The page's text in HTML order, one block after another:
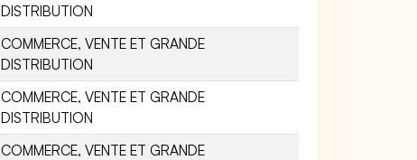
DISTRIBUTION
COMMERCE, VENTE ET GRANDE
DISTRIBUTION
COMMERCE, VENTE ET GRANDE
DISTRIBUTION
COMMERCE, VENTE ET GRANDE